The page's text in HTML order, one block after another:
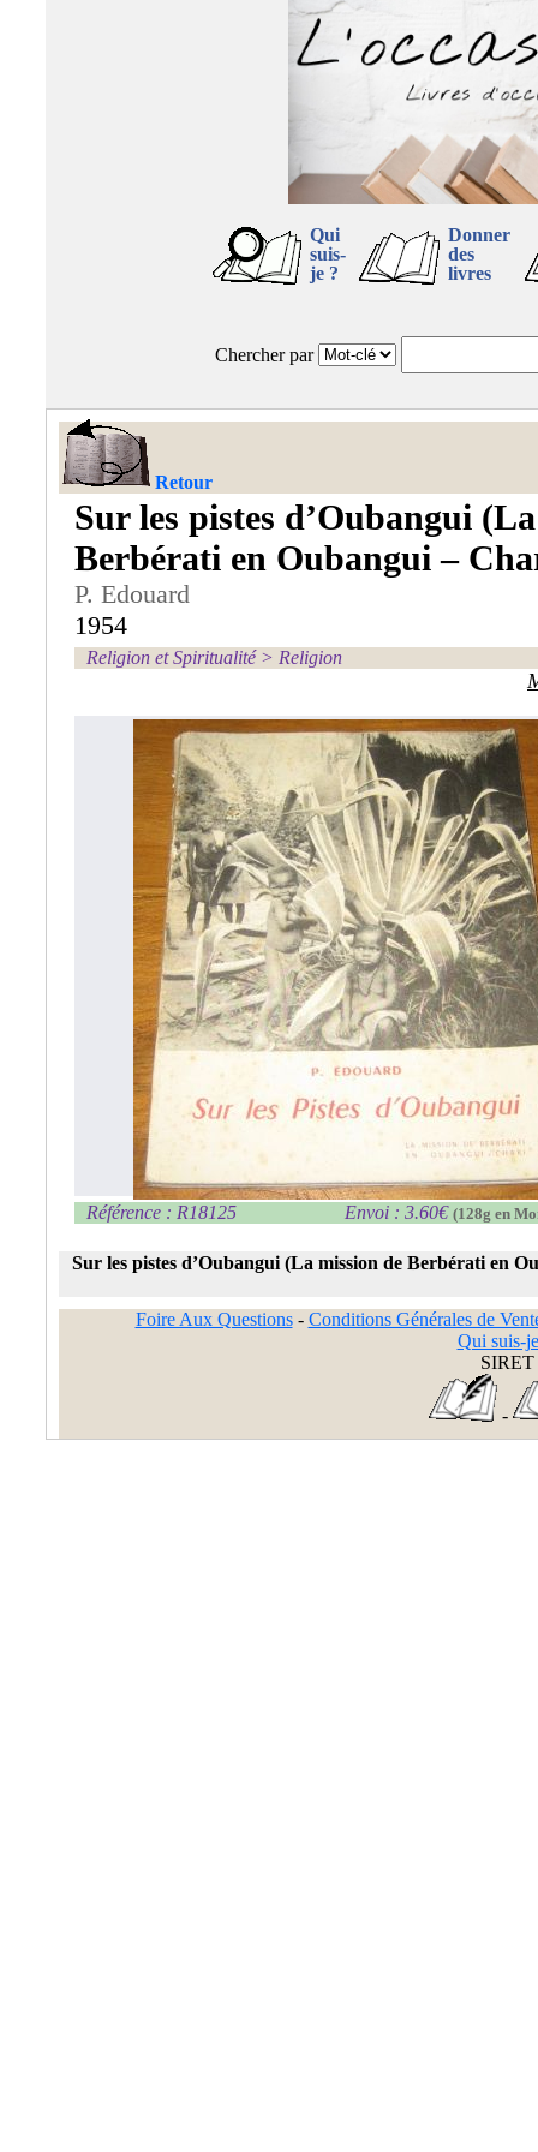
Qui
suis-
je ?
Donner
des
livres
Chercher par
Retour
Sur les pistes d’Oubangui
Berbérati en Oubangui –
P. Edouard
1954
Religion et Spiritualité> Religion
Référence : R18125 Envoi : 3.60€ (128g en
Sur les pistes d’Oubangui (La mission de Berbérati en
Foire Aux Questions- Conditions Générales de
Qui suis-
SIRET
-